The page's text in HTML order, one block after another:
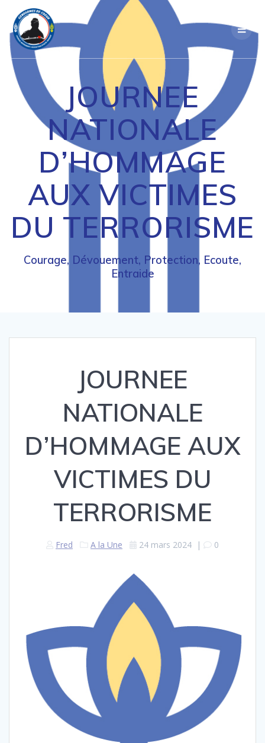
Passer
contenu
JOURNEE
NATIONALE
D’HOMMAGE
AUX VICTIMES
DU TERRORISME
Courage, Dévouement, Protection, Ecoute,
Entraide
JOURNEE
NATIONALE
D’HOMMAGE AUX
VICTIMES DU
TERRORISME
Fred A la Une 24 mars 2024 | 0